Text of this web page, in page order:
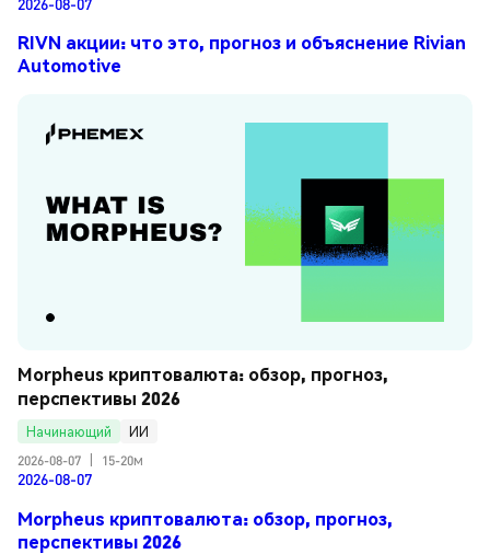
RIVN акции: что это, прогноз и объяснение Rivian
Automotive
Morpheus криптовалюта: обзор, прогноз,
перспективы 2026
Начинающий
ИИ
2026-08-07
15-20м
2026-08-07
Morpheus криптовалюта: обзор, прогноз,
перспективы 2026